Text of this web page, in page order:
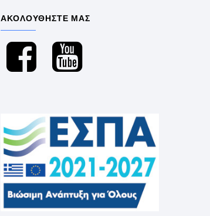
ΑΚΟΛΟΥΘΗΣΤΕ ΜΑΣ